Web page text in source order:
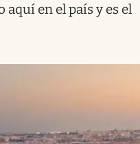
en el país y es el